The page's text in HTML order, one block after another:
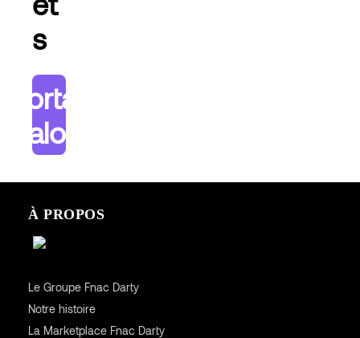
s
Portail
À PROPOS
Le Groupe Fnac Darty
Notre histoire
La Marketplace Fnac Darty